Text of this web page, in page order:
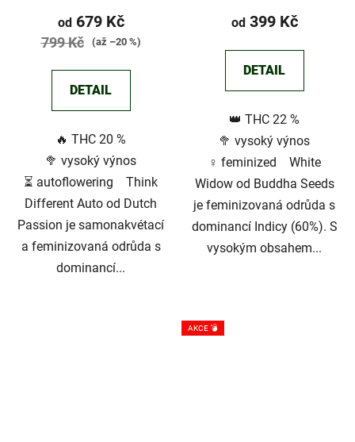
hodnocení
produktu
z
hvězdiček.
od679 Kč
799 Kč (až –20 %)
DETAIL
🔥 THC 20 %
🥦 vysoký výnos
⏳ autoflowering Think
Different Auto od Dutch
Passion je samonakvétací
a feminizovaná odrůda s
dominancí...
hodnocení
je
5,0
5
hvězdiček.
od399 Kč
DETAIL
👑 THC 22 %
🥦 vysoký výnos
♀️ feminized White
Widow od Buddha Seeds
je feminizovaná odrůda s
dominancí Indicy (60%). S
vysokým obsahem...
AKCE 💣